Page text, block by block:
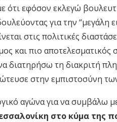
εφόσον εκλεγώ
για την “μεγάλη
στις πολιτικές
και πιο αποτελεσματικός
διατηρήσω τη διακριτή
στην εμπιστοσύνη
αγώνα για να συμβάλω
στο κύμα της